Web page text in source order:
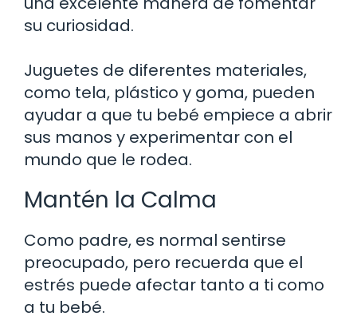
su curiosidad.
Juguetes de diferentes materiales,
como tela, plástico y goma, pueden
ayudar a que tu bebé empiece a abrir
sus manos y experimentar con el
mundo que le rodea.
Mantén la Calma
Como padre, es normal sentirse
preocupado, pero recuerda que el
estrés puede afectar tanto a ti como
a tu bebé.